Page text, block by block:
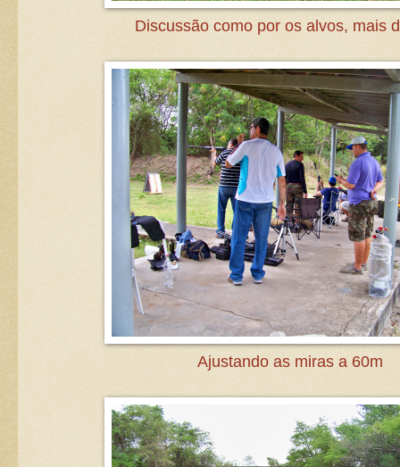
Discussão como por os alvos, mais
Ajustando as miras a 60m